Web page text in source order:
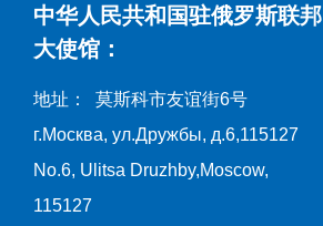
中华人民共和国驻俄罗斯联邦
大使馆：
地址： 莫斯科市友谊街6号
г.Москва, ул.Дружбы, д.6,115127
No.6, Ulitsa Druzhby,Moscow,
115127